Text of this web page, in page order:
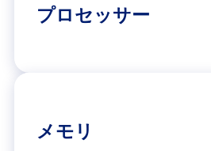
プロセッサー
メモリ